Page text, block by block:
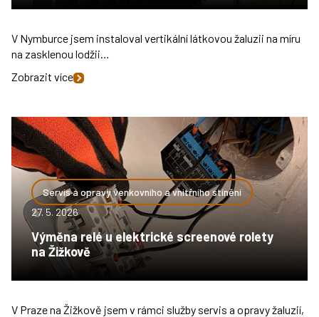
V Nymburce jsem instaloval vertikální látkovou žaluzii na míru
na zasklenou lodžii…
Zobrazit více
Servis a opravy venkovního a vnitřního stínění
27. 5. 2026
Výměna relé u elektrické screenové rolety
na Žižkově
V Praze na Žižkově jsem v rámci služby servis a opravy žaluzií,